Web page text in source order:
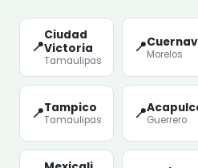
📍
Ciudad
Victoria
Tamaulipas
📍Morelos
📍Tampico
Tamaulipas 📍Guerrero